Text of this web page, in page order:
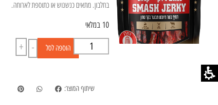
בחלבון. מתאים כנשנוש או כתוספת לארוחה.
10 במלאי
-
+ הוספה לסל
שיתוף המוצר: